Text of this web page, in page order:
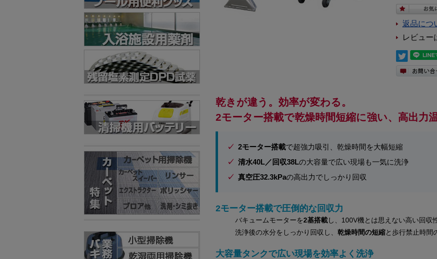
返品につ
レビュー
乾きが違う。効率が変わる。
2モーター搭載で乾燥時間短縮に強い、高出力
2モーター搭載で超強力吸引、乾燥時間を大幅短縮
清水40L／回収38Lの大容量で広い現場も一気に洗浄
真空圧32.3kPaの高出力でしっかり回収
2モーター搭載で圧倒的な回収力
バキュームモーターを2基搭載し、100V機とは思えない高い回収
洗浄後の水分をしっかり回収し、 乾燥時間の短縮と歩行禁止時間
大容量タンクで広い現場を効率よく洗浄